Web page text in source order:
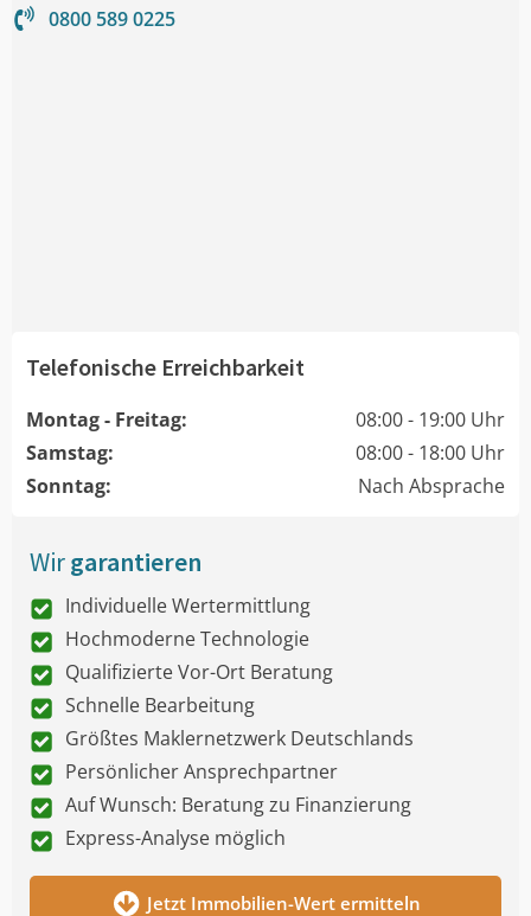
0800 589 0225
Telefonische Erreichbarkeit
Montag - Freitag:
08:00 - 19:00 Uhr
Samstag:
08:00 - 18:00 Uhr
Sonntag:
Nach Absprache
Wirgarantieren
Individuelle Wertermittlung
Hochmoderne Technologie
Qualifizierte Vor-Ort Beratung
Schnelle Bearbeitung
Größtes Maklernetzwerk Deutschlands
Persönlicher Ansprechpartner
Auf Wunsch: Beratung zu Finanzierung
Express-Analyse möglich
Jetzt Immobilien-Wert ermitteln